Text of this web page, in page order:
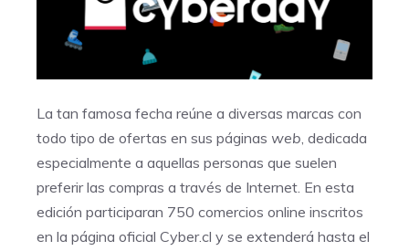
La tan famosa fecha reúne a diversas marcas con
todo tipo de ofertas en sus páginas web, dedicada
especialmente a aquellas personas que suelen
preferir las compras a través de Internet. En esta
edición participaran 750 comercios online inscritos
en la página oficial Cyber.cl y se extenderá hasta el